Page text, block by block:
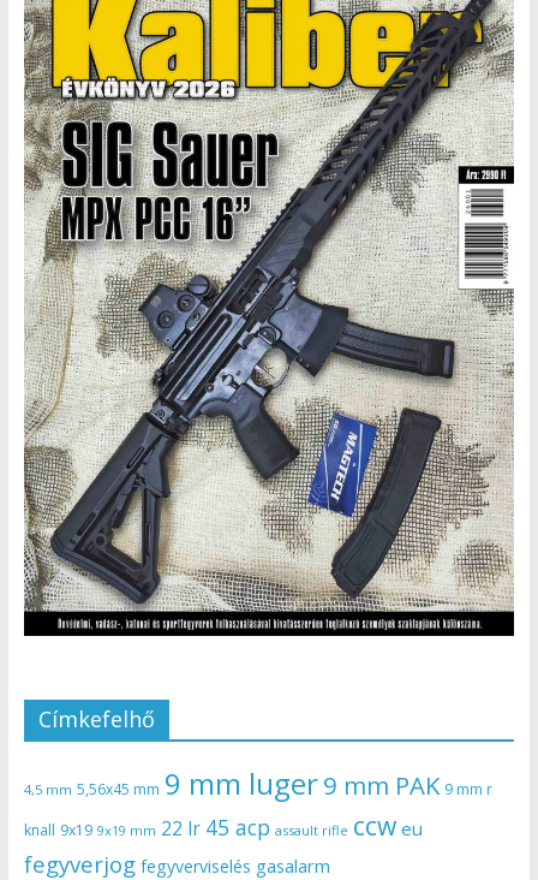
Címkefelhő
4,5 mm 5,56x45 mm 9 mm luger9 mm PAK 9 mm r
knall 9x19 9x19 mm 22 lr 45 acp assault rifle ccw eu
fegyverjog fegyverviselés gasalarm